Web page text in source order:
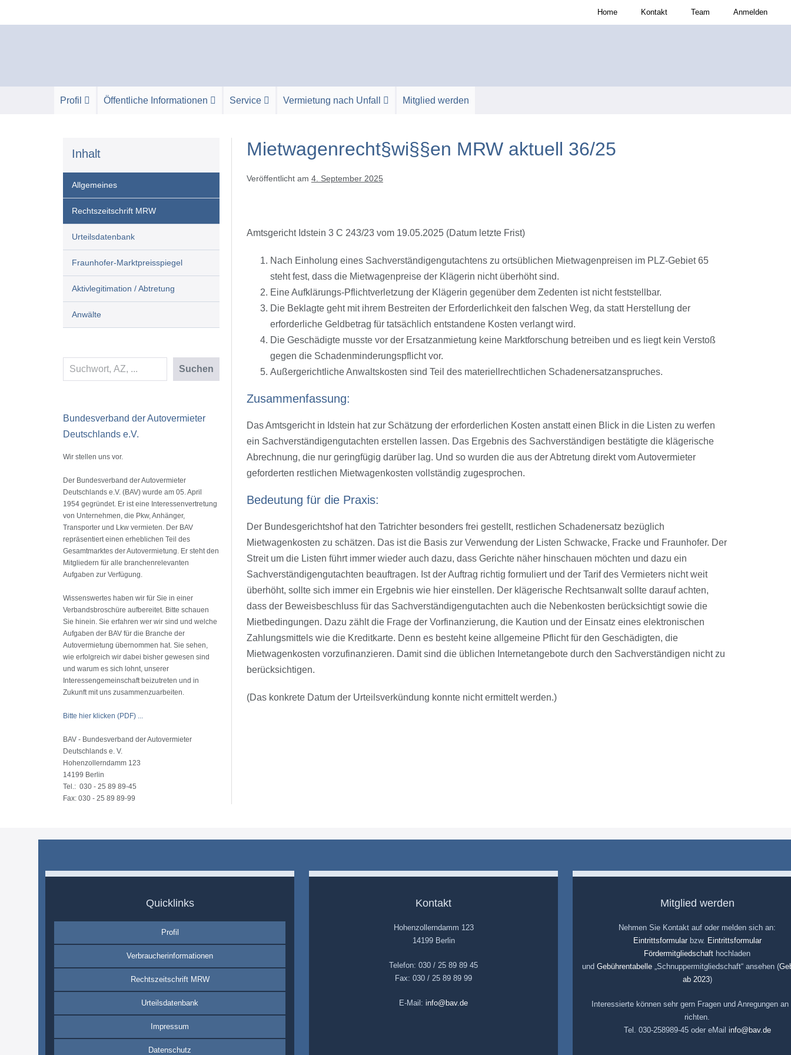
Inhalt
Home Kontakt Team Anmelden
Profil Öffentliche Informationen Service Vermietung nach Unfall Mitglied werden
Inhalt
Allgemeines
Rechtszeitschrift MRW
Urteilsdatenbank
Fraunhofer-Marktpreisspiegel
Aktivlegitimation / Abtretung
Anwälte
Suchen Suchen
Bundesverband der Autovermieter
Deutschlands e.V.
Wir stellen uns vor.
Der Bundesverband der Autovermieter
Deutschlands e.V. (BAV) wurde am 05. April
1954 gegründet. Er ist eine Interessenvertretung
von Unternehmen, die Pkw, Anhänger,
Transporter und Lkw vermieten. Der BAV
repräsentiert einen erheblichen Teil des
Gesamtmarktes der Autovermietung. Er steht den
Mitgliedern für alle branchenrelevanten
Aufgaben zur Verfügung.
Wissenswertes haben wir für Sie in einer
Verbandsbroschüre aufbereitet. Bitte schauen
Sie hinein. Sie erfahren wer wir sind und welche
Aufgaben der BAV für die Branche der
Autovermietung übernommen hat. Sie sehen,
wie erfolgreich wir dabei bisher gewesen sind
und warum es sich lohnt, unserer
Interessengemeinschaft beizutreten und in
Zukunft mit uns zusammenzuarbeiten.
Bitte hier klicken (PDF) ...
BAV - Bundesverband der Autovermieter
Deutschlands e. V.
Hohenzollerndamm 123
14199 Berlin
Tel.: 030 - 25 89 89-45
Fax: 030 - 25 89 89-99
Mietwagenrecht§wi§§en MRW aktuell 36/25
Veröffentlicht am 4. September 2025
Amtsgericht Idstein 3 C 243/23 vom 19.05.2025 (Datum letzte Frist)
Nach Einholung eines Sachverständigengutachtens zu ortsüblichen Mietwagenpreisen im PLZ-Gebiet 65
steht fest, dass die Mietwagenpreise der Klägerin nicht überhöht sind.
Eine Aufklärungs-Pflichtverletzung der Klägerin gegenüber dem Zedenten ist nicht feststellbar.
Die Beklagte geht mit ihrem Bestreiten der Erforderlichkeit den falschen Weg, da statt Herstellung der
erforderliche Geldbetrag für tatsächlich entstandene Kosten verlangt wird.
Die Geschädigte musste vor der Ersatzanmietung keine Marktforschung betreiben und es liegt kein Verstoß
gegen die Schadenminderungspflicht vor.
Außergerichtliche Anwaltskosten sind Teil des materiellrechtlichen Schadenersatzanspruches.
Zusammenfassung:
Das Amtsgericht in Idstein hat zur Schätzung der erforderlichen Kosten anstatt einen Blick in die Listen zu werfen
ein Sachverständigengutachten erstellen lassen. Das Ergebnis des Sachverständigen bestätigte die klägerische
Abrechnung, die nur geringfügig darüber lag. Und so wurden die aus der Abtretung direkt vom Autovermieter
geforderten restlichen Mietwagenkosten vollständig zugesprochen.
Bedeutung für die Praxis:
Der Bundesgerichtshof hat den Tatrichter besonders frei gestellt, restlichen Schadenersatz bezüglich
Mietwagenkosten zu schätzen. Das ist die Basis zur Verwendung der Listen Schwacke, Fracke und Fraunhofer. Der
Streit um die Listen führt immer wieder auch dazu, dass Gerichte näher hinschauen möchten und dazu ein
Sachverständigengutachten beauftragen. Ist der Auftrag richtig formuliert und der Tarif des Vermieters nicht weit
überhöht, sollte sich immer ein Ergebnis wie hier einstellen. Der klägerische Rechtsanwalt sollte darauf achten,
dass der Beweisbeschluss für das Sachverständigengutachten auch die Nebenkosten berücksichtigt sowie die
Mietbedingungen. Dazu zählt die Frage der Vorfinanzierung, die Kaution und der Einsatz eines elektronischen
Zahlungsmittels wie die Kreditkarte. Denn es besteht keine allgemeine Pflicht für den Geschädigten, die
Mietwagenkosten vorzufinanzieren. Damit sind die üblichen Internetangebote durch den Sachverständigen nicht zu
berücksichtigen.
(Das konkrete Datum der Urteilsverkündung konnte nicht ermittelt werden.)
Quicklinks
Profil
Verbraucherinformationen
Rechtszeitschrift MRW
Urteilsdatenbank
Impressum
Datenschutz
Kontakt
Hohenzollerndamm 123
14199 Berlin
Telefon: 030 / 25 89 89 45
Fax: 030 / 25 89 89 99
E-Mail: info@bav.de
Mitglied werden
Nehmen Sie Kontakt auf oder melden sich an:
Eintrittsformularbzw. Eintrittsformular
Fördermitgliedschaft hochladen
und Gebührentabelle „Schnuppermitgliedschaft“ ansehen (
ab 2023)
Interessierte können sehr gern Fragen und Anregungen an
richten.
Tel. 030-258989-45 oder eMail info@bav.de